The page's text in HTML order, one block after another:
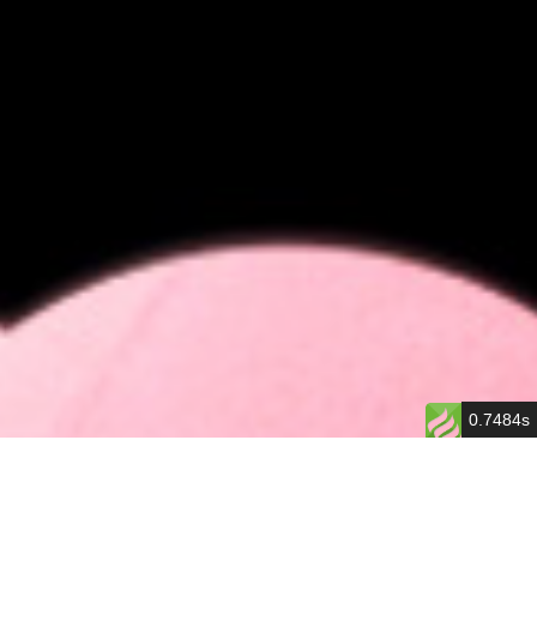
0.7484s